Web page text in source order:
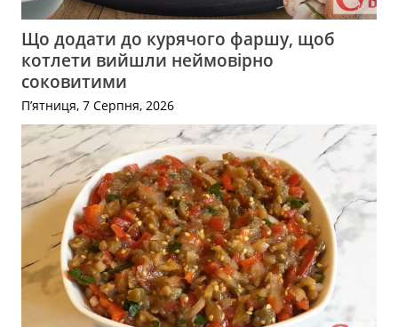
Що додати до курячого фаршу, щоб
котлети вийшли неймовірно
соковитими
П’ятниця, 7 Серпня, 2026